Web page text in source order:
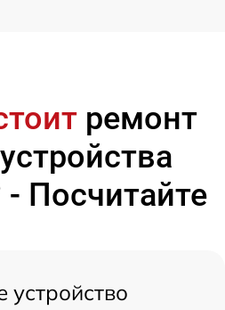
ремонт
Посчитайте